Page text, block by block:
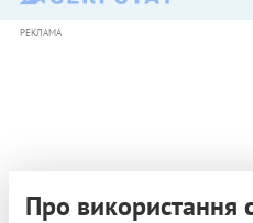
РЕКЛАМА
Про використання